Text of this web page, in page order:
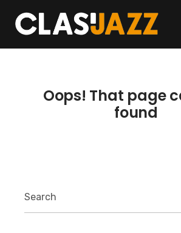
content
404
Oops! That page
found